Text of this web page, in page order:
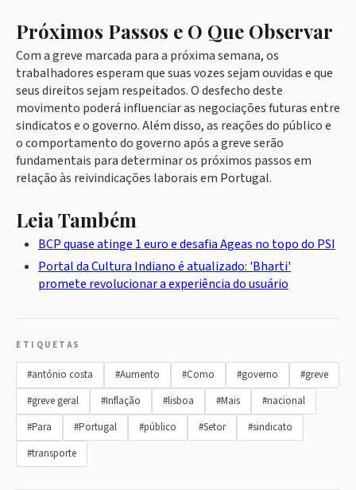
Próximos Passos e O Que Observar
Com a greve marcada para a próxima semana, os
trabalhadores esperam que suas vozes sejam ouvidas e que
seus direitos sejam respeitados. O desfecho deste
movimento poderá influenciar as negociações futuras entre
sindicatos e o governo. Além disso, as reações do público e
o comportamento do governo após a greve serão
fundamentais para determinar os próximos passos em
relação às reivindicações laborais em Portugal.
Leia Também
BCP quase atinge 1 euro e desafia Ageas no topo do PSI
Portal da Cultura Indiano é atualizado: 'Bharti'
promete revolucionar a experiência do usuário
ETIQUETAS
#antónio costa #Aumento #Como #governo
#greve
#greve geral
#Inflação #lisboa #Mais
#nacional
#Para
#Portugal #público #Setor
#sindicato
#transporte